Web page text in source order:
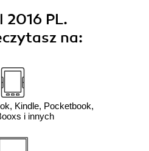
2016 PL.
na:
Kindle, Pocketbook,
i innych